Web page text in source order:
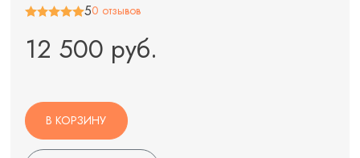
50 отзывов
12 500 руб.
В КОРЗИНУ